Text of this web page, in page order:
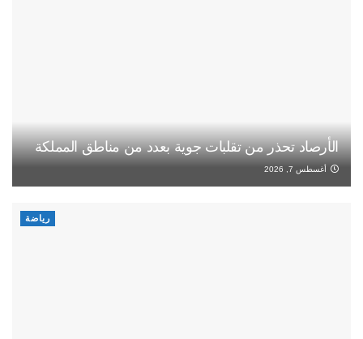
الأرصاد تحذر من تقلبات جوية بعدد من مناطق المملكة
أغسطس 7, 2026
رياضة